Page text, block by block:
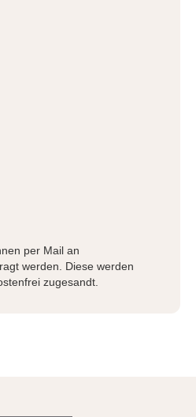
per Mail an
werden. Diese werden
zugesandt.